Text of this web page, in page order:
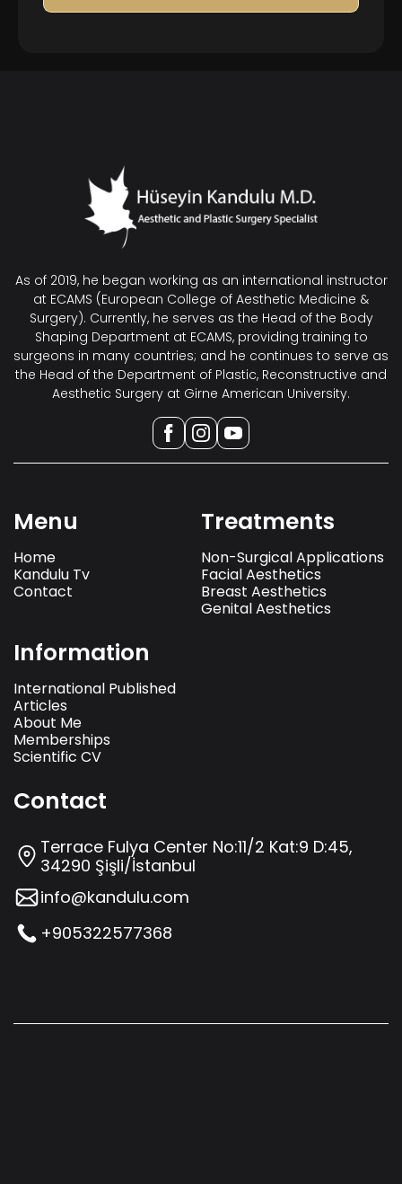
As of 2019, he began working as an international instructor
at ECAMS (European College of Aesthetic Medicine &
Surgery). Currently, he serves as the Head of the Body
Shaping Department at ECAMS, providing training to
surgeons in many countries; and he continues to serve as
the Head of the Department of Plastic, Reconstructive and
Aesthetic Surgery at Girne American University.
Menu
Home
Kandulu Tv
Contact
Treatments
Non-Surgical Applications
Facial Aesthetics
Breast Aesthetics
Genital Aesthetics
Information
International Published
Articles
About Me
Memberships
Scientific CV
Contact
Terrace Fulya Center No:11/2 Kat:9 D:45,
34290 Şişli/İstanbul
info@kandulu.com
+905322577368